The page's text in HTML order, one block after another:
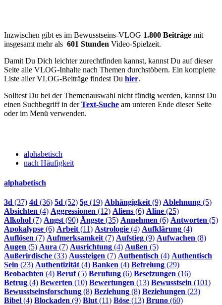
Inzwischen gibt es im Bewusstseins-VLOG 1.800 Beiträge mit
insgesamt mehr als 601 Stunden Video-Spielzeit.
Damit Du Dich leichter zurechtfinden kannst, kannst Du auf dieser
Seite alle VLOG-Inhalte nach Themen durchstöbern. Ein komplette
Liste aller VLOG-Beiträge findest Du hier.
Solltest Du bei der Themenauswahl nicht fündig werden, kannst Du
einen Suchbegriff in derText-Suche am unteren Ende dieser Seite
oder im Menü verwenden.
alphabetisch
nach Häufigkeit
alphabetisch
3d (37) 4d (36) 5d (52) 5g (19) Abhängigkeit (9) Ablehnung (5)
Absichten (4) Aggressionen (12) Aliens (6) Aline (25)
Alkohol (7) Angst (90) Ängste (35) Annehmen (6) Antworten (5)
Apokalypse (6) Arbeit (11) Astrologie (4) Aufklärung (4)
Auflösen (7) Aufmerksamkeit (7) Aufstieg (9) Aufwachen (8)
Augen (5) Aura (7) Ausrichtung (4) Außen (5)
Außerirdische (33) Aussteigen (7) Authentisch (4) Authentisch
Sein (23) Authentizität (4) Banken (4) Befreiung (29)
Beobachten (4) Beruf(5) Berufung (6) Besetzungen (16)
Betrug (4) Bewerten (10) Bewertungen (13) Bewusstsein (101)
Bewusstseinsforschung (8) Beziehung (8) Beziehungen (23)
Bibel (4) Blockaden (9) Blut (11) Böse (13) Bruno (60)